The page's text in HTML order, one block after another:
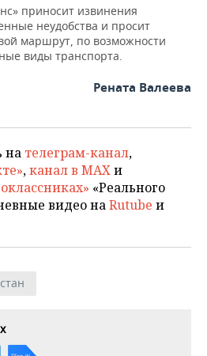
приносит извинения
неудобства и просит
маршрут, по возможности
виды транспорта.
Рената Валеева
на телеграм-канал,
,канал в MAXи
«Реального
видео наRutube и